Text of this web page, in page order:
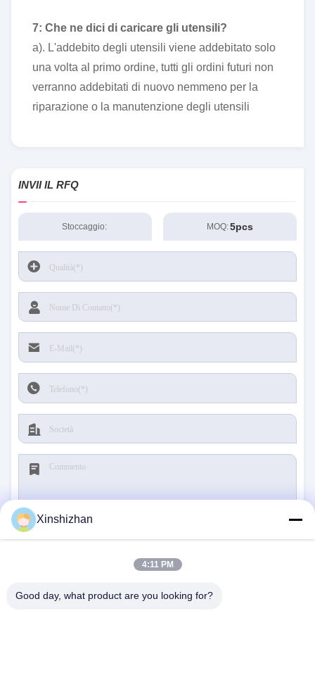
7: Che ne dici di caricare gli utensili?
a). L'addebito degli utensili viene addebitato solo
una volta al primo ordine, tutti gli ordini futuri non
verranno addebitati di nuovo nemmeno per la
riparazione o la manutenzione degli utensili
INVII IL RFQ
Stoccaggio: MOQ:5pcs
Invia
Xinshizhan
4:11 PM
Good day, what product are you looking for?